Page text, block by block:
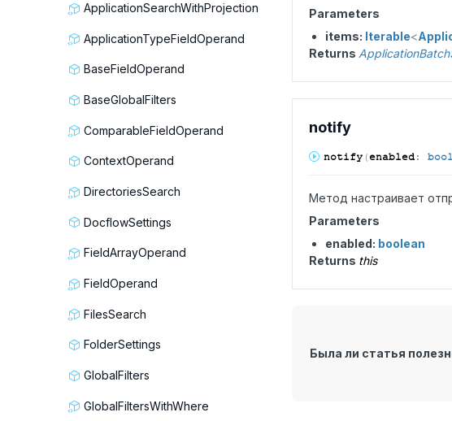
ApplicationSearchWithProjection
ApplicationTypeFieldOperand
BaseFieldOperand
BaseGlobalFilters
ComparableFieldOperand
ContextOperand
DirectoriesSearch
DocflowSettings
FieldArrayOperand
FieldOperand
FilesSearch
FolderSettings
GlobalFilters
GlobalFiltersWithWhere
Parameters
items: Iterable<
Returns
notify
notify(enabled:
Метод настраивает
Parameters
enabled: boolean
Returns this
Была ли статья